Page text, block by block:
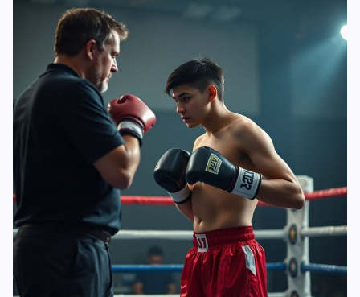
ключевые
различия
особенности